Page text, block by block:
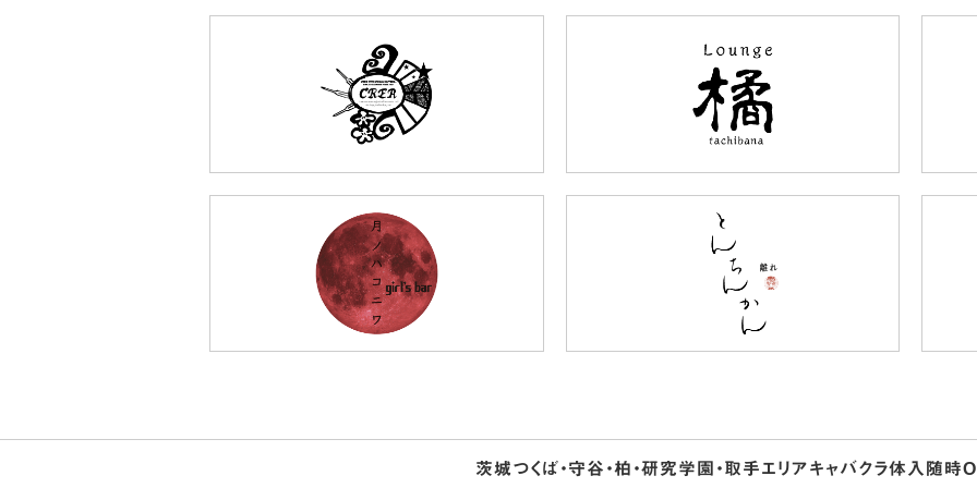
茨城つくば・守谷・柏・研究学園・取手エリアキャバクラ体入随時